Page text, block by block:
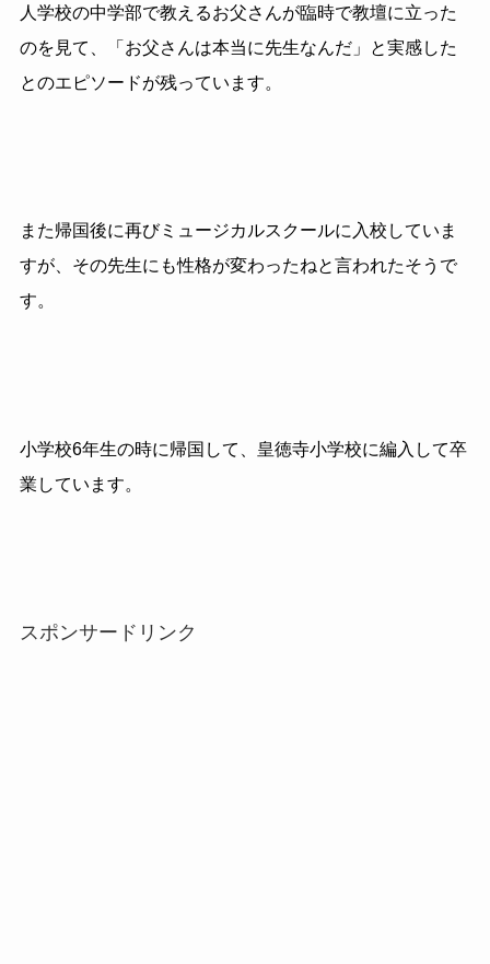
人学校の中学部で教えるお父さんが臨時で教壇に立った
のを見て、「お父さんは本当に先生なんだ」と実感した
とのエピソードが残っています。
また帰国後に再びミュージカルスクールに入校していま
すが、その先生にも性格が変わったねと言われたそうで
す。
小学校6年生の時に帰国して、皇徳寺小学校に編入して卒
業しています。
スポンサードリンク